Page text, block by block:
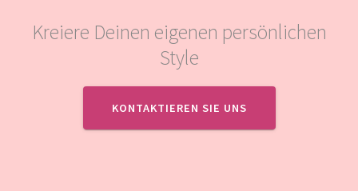
Kreiere Deinen eigenen persönlichen
Style
KONTAKTIEREN SIE UNS